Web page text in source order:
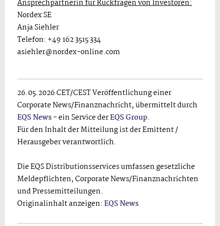
Ansprechpartnerin für Rückfragen von Investoren:
Nordex SE
Anja Siehler
Telefon: +49 162 3515 334
asiehler@nordex-online.com
26.05.2026 CET/CEST Veröffentlichung einer
Corporate News/Finanznachricht, übermittelt durch
EQS News- ein Service derEQS Group.
Für den Inhalt der Mitteilung ist der Emittent /
Herausgeber verantwortlich.
Die EQS Distributionsservices umfassen gesetzliche
Meldepflichten, Corporate News/Finanznachrichten
und Pressemitteilungen.
Originalinhalt anzeigen: EQS News